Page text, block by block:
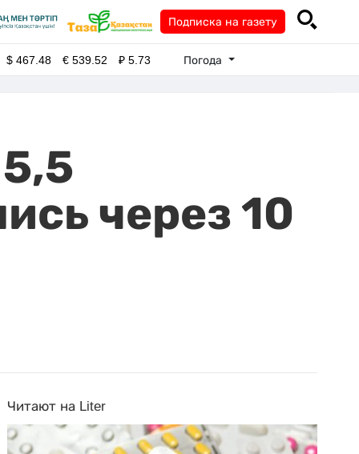
Подписка на газету
$467.48 €539.52 ₽5.73 Погода
через 10
Читают на Liter